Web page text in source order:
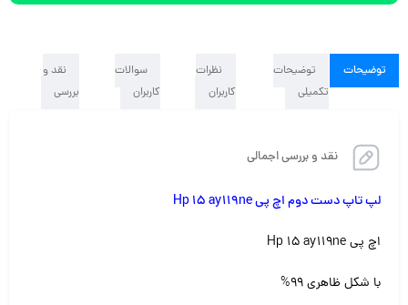
توضیحات
توضیحات
تکمیلی
نظرات
کاربران
سوالات
کاربران
نقد و
بررسی
نقد و بررسی اجمالی
لپ تاپ دست دوم اچ پی Hp 15 ay119ne
اچ پی Hp 15 ay119ne
با شکل ظاهری ۹۹%